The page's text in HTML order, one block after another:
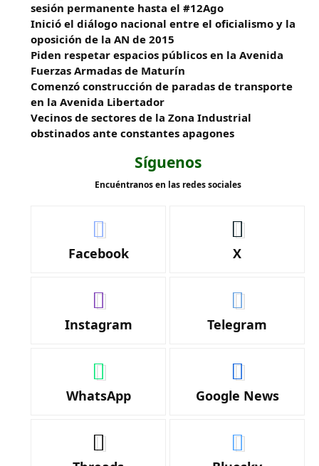
sesión permanente hasta el #12Ago
Inició el diálogo nacional entre el oficialismo y la
oposición de la AN de 2015
Piden respetar espacios públicos en la Avenida
Fuerzas Armadas de Maturín
​Comenzó construcción de paradas de transporte
en la Avenida Libertador
Vecinos de sectores de la Zona Industrial
obstinados ante constantes apagones
Síguenos
Encuéntranos en las redes sociales
Facebook X
Instagram Telegram
WhatsApp Google News